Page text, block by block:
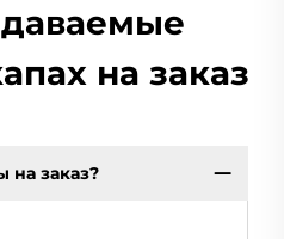
на заказ
на заказ?